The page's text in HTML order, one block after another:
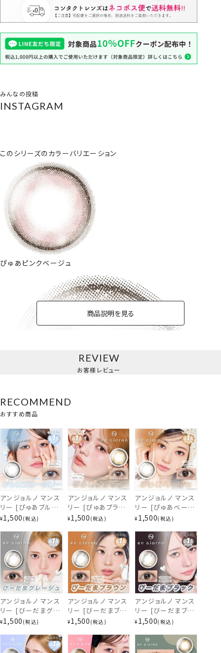
みんなの投稿
INSTAGRAM
このシリーズのカラーバリエーション
ぴゅあピンクベージュ
ぴゅあグレージュ
商品説明を見る
REVIEW
お客様レビュー
RECOMMEND
おすすめ商品
アンジョルノ マンス
リー [ぴゅあブルー
グレー] 1ヶ月 [2枚
1Month EC86569
¥1,500 税込
アンジョルノ マンス
リー [ぴゅあブラウ
ン] 1ヶ月 [2枚入]
1Month EC86539
¥1,500 税込
アンジョルノ マンス
リー [ぴゅあベージ
ュ] 1ヶ月 [2枚入]
1Month EC96010
¥ 1,500 税込
アンジョルノ マンス
リー [びーだまグレ
ージュ] 1ヶ月 [2枚
1Month EC96100
¥1,500 税込
アンジョルノ マンス
リー [びーだまブラ
ウン] 1ヶ月 [2枚入]
1Month EC96070
¥1,500 税込
アンジョルノ マンス
リー [びーだまブラ
ック] 1ヶ月 [2枚入]
1Month EC96040
¥ 1,500 税込